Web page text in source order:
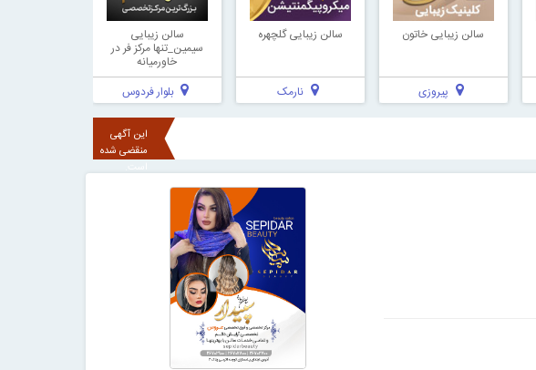
سالن زیبایی خاتون
پیروزی
سالن زیبایی گلچهره
نارمک
سالن زیبایی
سیمین_تنها مرکز فر در
خاورمیانه
بلوار فردوس
این آگهی
منقضی شده
است.